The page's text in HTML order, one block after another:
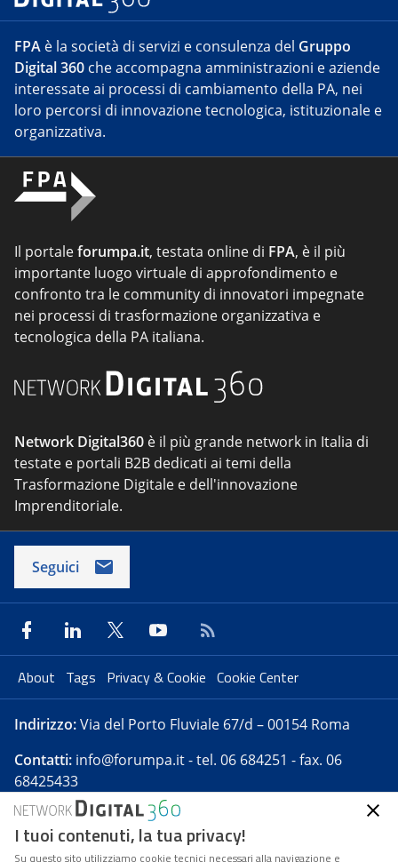
FPA è la società di servizi e consulenza del Gruppo
Digital 360 che accompagna amministrazioni e aziende
interessate ai processi di cambiamento della PA, nei
loro percorsi di innovazione tecnologica, istituzionale e
organizzativa.
Il portaleforumpa.it, testata online di FPA, è il più
importante luogo virtuale di approfondimento e
confronto tra le community di innovatori impegnate
nei processi di trasformazione organizzativa e
tecnologica della PA italiana.
Network Digital360 è il più grande network in Italia di
testate e portali B2B dedicati ai temi della
Trasformazione Digitale e dell'innovazione
Imprenditoriale.
Seguici
About Tags Privacy & Cookie Cookie Center
Indirizzo:Via del Porto Fluviale 67/d – 00154 Roma
Contatti: info@forumpa.it- tel. 06 684251 - fax. 06
68425433
Forumpa.itè una pubblicazione telematica iscritta
presso Registro della stampa del Tribunale di Roma -
I tuoi contenuti, la tua privacy!
Su questo sito utilizziamo cookie tecnici necessari alla navigazione e